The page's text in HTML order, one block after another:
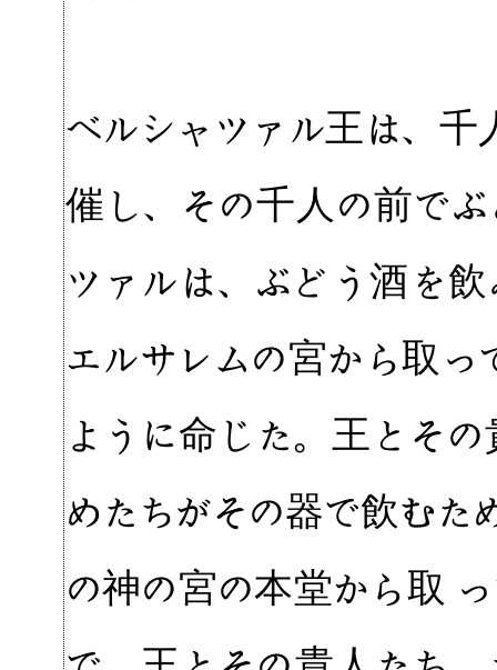
ベルシャツァル王は、
催し、その千人の前で
ツァルは、ぶどう酒を
エルサレムの宮から取
ように命じた。王とそ
めたちがその器で飲むた
の神の宮の本堂から取